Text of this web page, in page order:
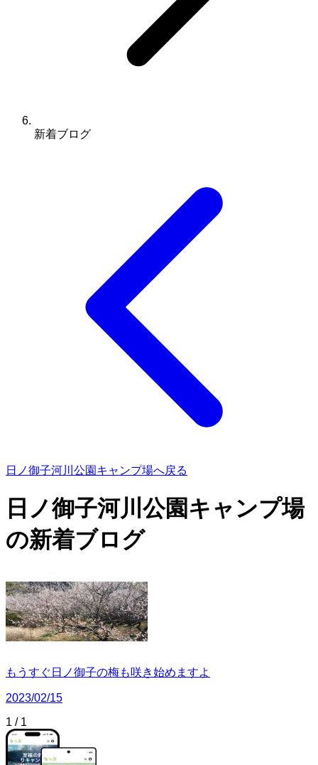
新着ブログ
日ノ御子河川公園キャンプ場へ戻る
日ノ御子河川公園キャンプ場
の新着ブログ
もうすぐ日ノ御子の梅も咲き始めますよ
2023/02/15
1 / 1